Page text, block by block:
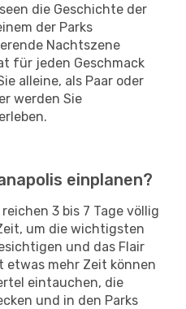
die Geschichte der
der Parks
Nachtszene
für jeden Geschmack
alleine, als Paar oder
werden Sie
einplanen?
3 bis 7 Tage völlig
um die wichtigsten
und das Flair
etwas mehr Zeit können
eintauchen, die
und in den Parks